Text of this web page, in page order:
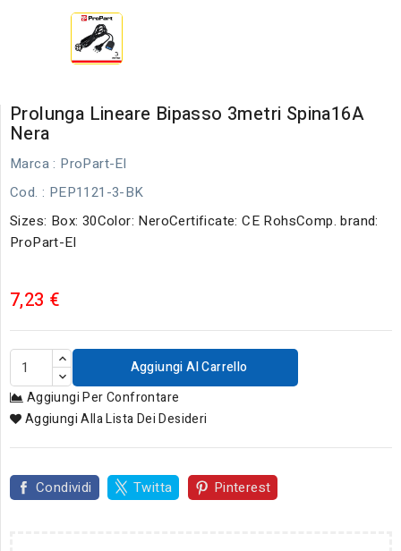
Prolunga Lineare Bipasso 3metri Spina16A
Nera
Marca : ProPart-El
Cod. : PEP1121-3-BK
Sizes: Box: 30Color: NeroCertificate: CE RohsComp. brand:
ProPart-El
7,23 €
Aggiungi Al Carrello
Aggiungi Per Confrontare
Aggiungi Alla Lista Dei Desideri
Condividi Twitta Pinterest